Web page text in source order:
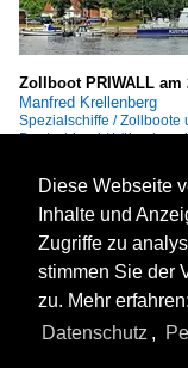
Zollboot PRIWALL am
Manfred Krellenberg
Spezialschiffe / Zollboote
Deutschland / Lübeck
Diese Webseite
Inhalte und
Zugriffe zu
stimmen Sie der
zu. Mehr erfahren:
Datenschutz ,